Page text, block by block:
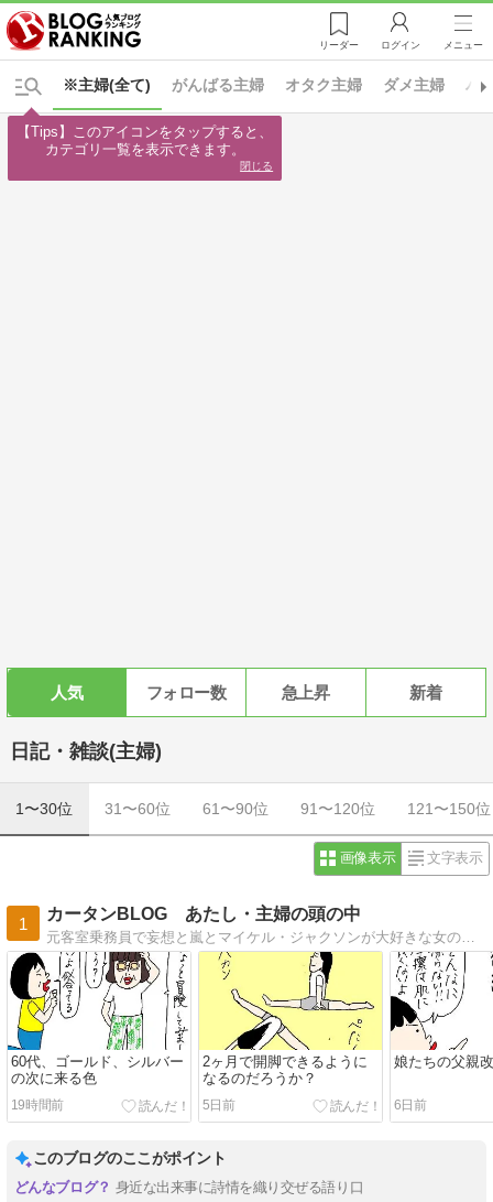
リーダー ログイン メニュー
※主婦(全て) がんばる主婦 オタク主婦 ダメ主婦 パ
人気 フォロー数 急上昇 新着
日記・雑談(主婦)
1〜30位 31〜60位 61〜90位 91〜120位 121〜150位
画像表示 文字表示
1
カータンBLOG あたし・主婦の頭の中
元客室乗務員で妄想と嵐とマイケル・ジャクソンが大好きな女の古（こ）。羞恥心を失った今、赤裸々に超ヘタくそな絵であたしの頭の中を綴ってます。
60代、ゴールド、シルバー
の次に来る色
19時間前
2ヶ月で開脚できるように
なるのだろうか？
5日前
娘たちの父親
6日前
このブログのここがポイント
身近な出来事に詩情を織り交ぜる語り口
【Tips】このアイコンをタップすると、
カテゴリ一覧を表示できます。
閉じる